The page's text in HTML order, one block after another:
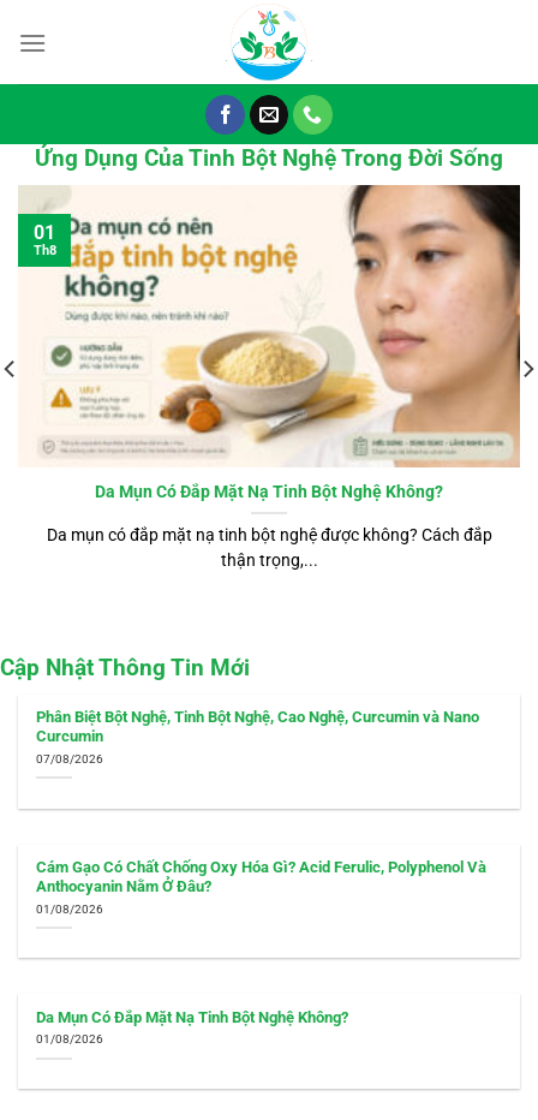
đến
Ứng Dụng Của Tinh Bột Nghệ Trong Đời Sống
Da Mụn Có Đắp Mặt Nạ Tinh Bột Nghệ Không?
Da mụn có đắp mặt nạ tinh bột nghệ được không? Cách đắp
thận trọng,...
01
Th8
Cập Nhật Thông Tin Mới
Phân Biệt Bột Nghệ, Tinh Bột Nghệ, Cao Nghệ, Curcumin và Nano
Curcumin
07/08/2026
Cám Gạo Có Chất Chống Oxy Hóa Gì? Acid Ferulic, Polyphenol Và
Anthocyanin Nằm Ở Đâu?
01/08/2026
Da Mụn Có Đắp Mặt Nạ Tinh Bột Nghệ Không?
01/08/2026